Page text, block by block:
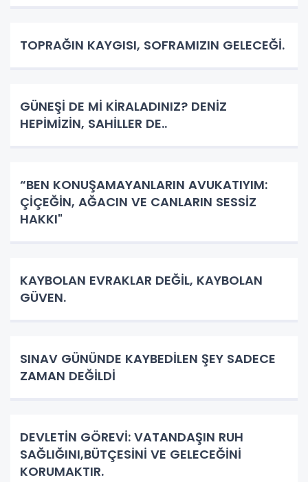
TOPRAĞIN KAYGISI, SOFRAMIZIN GELECEĞİ.
GÜNEŞİ DE Mİ KİRALADINIZ? DENİZ
HEPİMİZİN, SAHİLLER DE..
“BEN KONUŞAMAYANLARIN AVUKATIYIM:
ÇİÇEĞİN, AĞACIN VE CANLARIN SESSİZ
HAKKI"
KAYBOLAN EVRAKLAR DEĞİL, KAYBOLAN
GÜVEN.
SINAV GÜNÜNDE KAYBEDİLEN ŞEY SADECE
ZAMAN DEĞİLDİ
DEVLETİN GÖREVİ: VATANDAŞIN RUH
SAĞLIĞINI,BÜTÇESİNİ VE GELECEĞİNİ
KORUMAKTIR.